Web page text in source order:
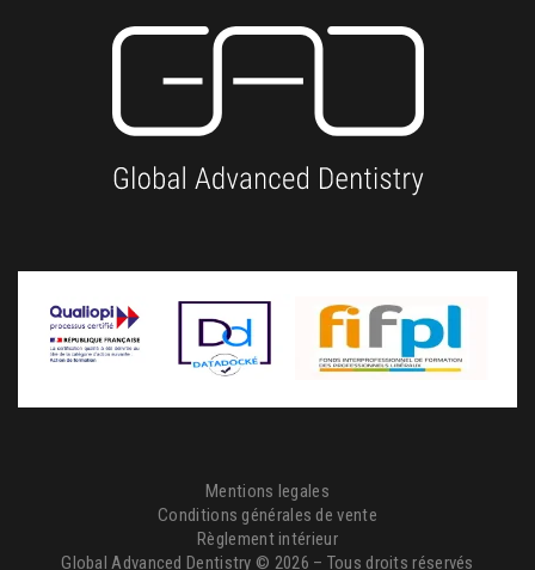
Mentions legales
Conditions générales de vente
Règlement intérieur
Global Advanced Dentistry © 2026 – Tous droits réservés